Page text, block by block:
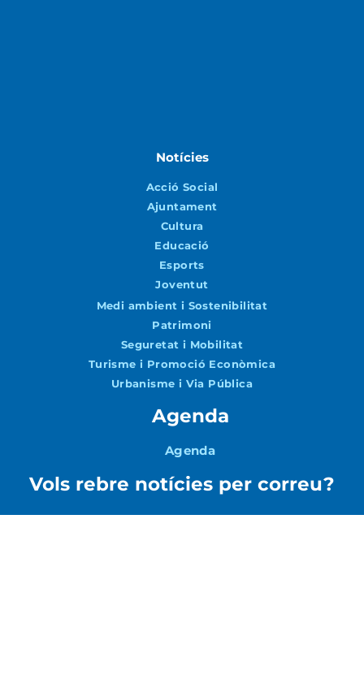
Notícies
Acció Social
Ajuntament
Cultura
Educació
Esports
Joventut
Medi ambient i Sostenibilitat
Patrimoni
Seguretat i Mobilitat
Turisme i Promoció Econòmica
Urbanisme i Via Pública
Agenda
Agenda
Vols rebre notícies per correu?